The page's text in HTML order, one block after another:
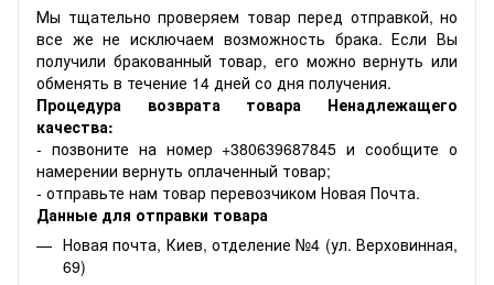
Мы тщательно проверяем товар перед отправкой, но
все же не исключаем возможность брака. Если Вы
получили бракованный товар, его можно вернуть или
обменять в течение 14 дней со дня получения.
Процедура возврата товара Ненадлежащего
качества:
- позвоните на номер +380639687845 и сообщите о
намерении вернуть оплаченный товар;
- отправьте нам товар перевозчиком Новая Почта.
Данные для отправки товара
Новая почта, Киев, отделение №4 (ул. Верховинная,
69)